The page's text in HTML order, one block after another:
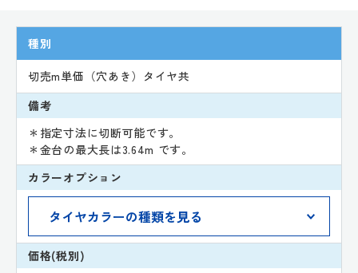
種別
切売m単価（穴あき）タイヤ共
備考
＊指定寸法に切断可能です。
＊金台の最大長は3.64m です。
カラーオプション
価格(税別)